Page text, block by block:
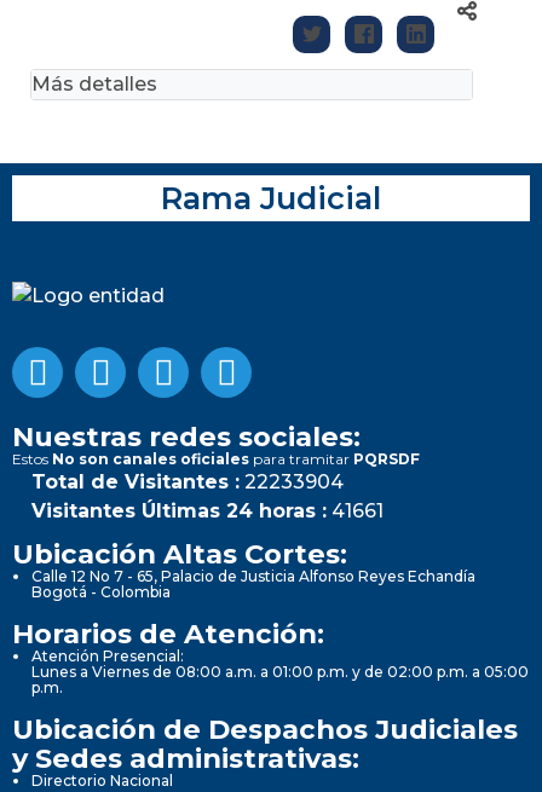
Más detalles
Rama Judicial
Nuestras redes sociales:
Estos No son canales oficiales para tramitar PQRSDF
Total de Visitantes : 22233904
Visitantes Últimas 24 horas : 41661
Ubicación Altas Cortes:
Calle 12 No 7 - 65, Palacio de Justicia Alfonso Reyes Echandía
Bogotá - Colombia
Horarios de Atención:
Atención Presencial:
Lunes a Viernes de 08:00 a.m. a 01:00 p.m. y de 02:00 p.m. a 05:00
p.m.
Ubicación de Despachos Judiciales
y Sedes administrativas:
Directorio Nacional